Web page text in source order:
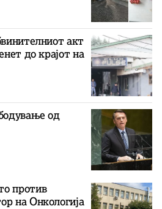
акт
до крајот на
од
против
на Онкологија